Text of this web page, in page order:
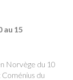
au 15
Norvège du 10
du